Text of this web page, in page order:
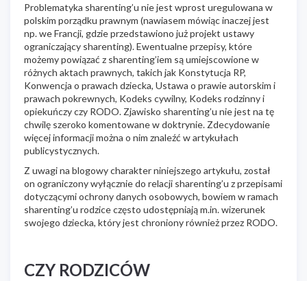
Problematyka sharenting’u nie jest wprost uregulowana w
polskim porządku prawnym (nawiasem mówiąc inaczej jest
np. we Francji, gdzie przedstawiono już projekt ustawy
ograniczający sharenting). Ewentualne przepisy, które
możemy powiązać z sharenting’iem są umiejscowione w
różnych aktach prawnych, takich jak Konstytucja RP,
Konwencja o prawach dziecka, Ustawa o prawie autorskim i
prawach pokrewnych, Kodeks cywilny, Kodeks rodzinny i
opiekuńczy czy RODO. Zjawisko sharenting’u nie jest na tę
chwilę szeroko komentowane w doktrynie. Zdecydowanie
więcej informacji można o nim znaleźć w artykułach
publicystycznych.
Z uwagi na blogowy charakter niniejszego artykułu, został
on ograniczony wyłącznie do relacji sharenting’u z przepisami
dotyczącymi ochrony danych osobowych, bowiem w ramach
sharenting’u rodzice często udostępniają m.in. wizerunek
swojego dziecka, który jest chroniony również przez RODO.
CZY RODZICÓW